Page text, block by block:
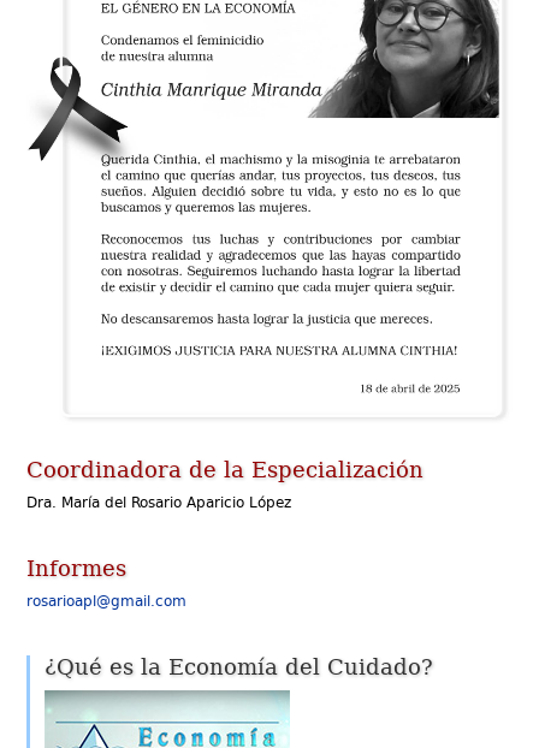
Coordinadora de la Especialización
Dra. María del Rosario Aparicio López
Informes
rosarioapl@gmail.com
¿Qué es la Economía del Cuidado?